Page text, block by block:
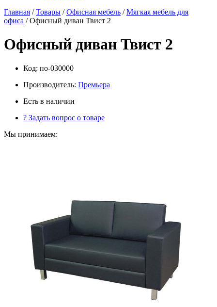
Главная /Товары /Офисная мебель /Мягкая мебель для
офиса / Офисный диван Твист 2
Офисный диван Твист 2
Код: по-030000
Производитель: Премьера
Есть в наличии
? Задать вопрос о товаре
Мы принимаем: